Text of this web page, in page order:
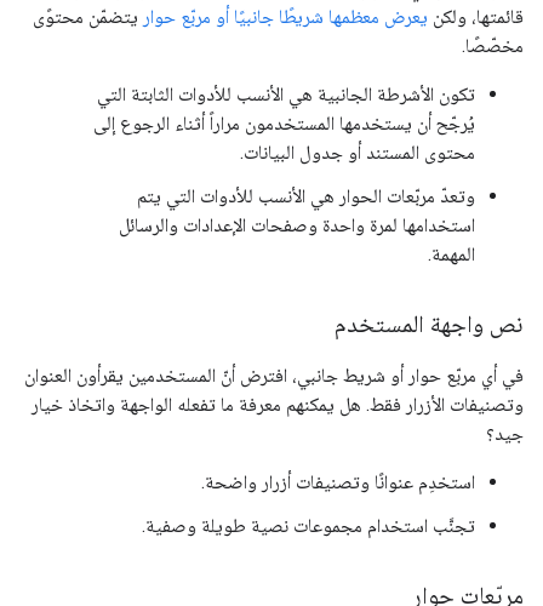
قائمتها، ولكن يعرض معظمها شريطًا جانبيًا أو مربّع حوار يتضمّن محتوًى
مخصّصًا.
تكون الأشرطة الجانبية هي الأنسب للأدوات الثابتة التي
يُرجّح أن يستخدمها المستخدمون مراراً أثناء الرجوع إلى
محتوى المستند أو جدول البيانات.
وتعدّ مربّعات الحوار هي الأنسب للأدوات التي يتم
استخدامها لمرة واحدة وصفحات الإعدادات والرسائل
المهمة.
نص واجهة المستخدم
في أي مربّع حوار أو شريط جانبي، افترض أنّ المستخدمين يقرأون العنوان
وتصنيفات الأزرار فقط. هل يمكنهم معرفة ما تفعله الواجهة واتخاذ خيار
جيد؟
استخدِم عنوانًا وتصنيفات أزرار واضحة.
تجنَّب استخدام مجموعات نصية طويلة وصفية.
مربّعات حوار